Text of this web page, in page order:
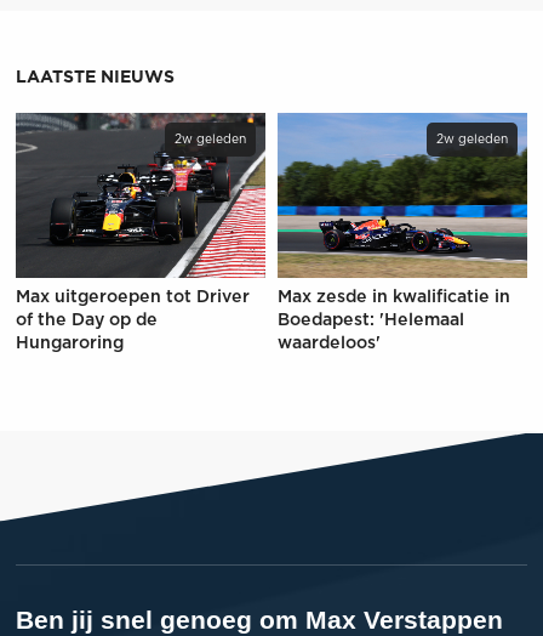
LAATSTE NIEUWS
2w geleden
Max uitgeroepen tot Driver
of the Day op de
Hungaroring
2w geleden
Max zesde in kwalificatie in
Boedapest: 'Helemaal
waardeloos'
Ben jij snel genoeg om Max Verstappen